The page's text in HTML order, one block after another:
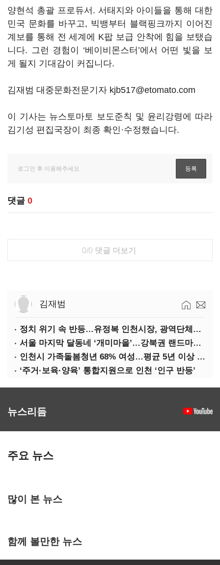
양현석 총괄 프로듀서 . 서태지와 아이들을 통해 대한
민국 문화를 바꾸고, 빅뱅부터 블랙핑크까지 이어진
계보를 통해 전 세계에
K팝 보급 안착에 힘을 보탰습
니다. 그런 경험이 ‘베이비몬스터 ’에서 어떤 빛을 보
게 될지 기대감이 커집니다.
김재범 대중문화전문기자 kjb517@etomato.com
이 기사는 뉴스토마토 보도준칙 및 윤리강령에 따라
김기성 편집국장이 최종 확인·수정했습니다.
댓글 0
0/0 댓글 더보기
김재범
정치 위기 속 반등…유정복 인천시장, 광역단체장 평가 ‘상승세’
서울 마지막 달동네 ‘개미마을’…강북권 랜드마크로 재탄생한다
인천시 가족돌봄청년 68% 여성…평균 5년 이상 돌봄 ‘우울감’ 호소
‘주거·보육·양육’ 통합지원으로 인천 ‘인구 반등’
뉴스리듬
주요 뉴스
많이 본 뉴스
함께 볼만한 뉴스